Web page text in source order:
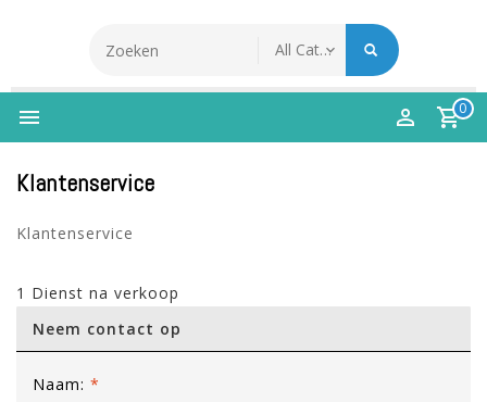
0
Klantenservice
Klantenservice
1 Dienst na verkoop
Neem contact op
Naam: *